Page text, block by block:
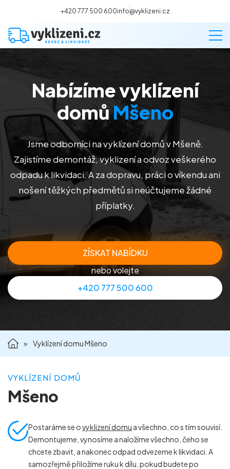
+420 777 500 600info@vyklizeni.cz
Vyklízení
Stěhování
Malování
Deratizace a dezinsekce
Příprava nemovitostí na prodej
Reference
Nabízíme vyklízení
domůMšeno
Jsme odborníci na vyklízení domů v Mšeně.
Zajistíme demontáž, vyklizení a odvoz veškerého
odpadu k likvidaci. A za dopravu, práci o víkendu ani
nošení těžkých předmětů si neúčtujeme žádné
příplatky.
ZÍSKAT NABÍDKU
nebo volejte
+420 777 500 600
» Vyklízení domu Mšeno
VYKLÍZENÍ DOMŮ
Mšeno
Postaráme se ovyklizení domu a všechno, co s tím souvisí.
Demontujeme, vynosíme a naložíme všechno, čeho se
chcete zbavit, a nakonec odpad odvezeme k likvidaci. A
samozřejmě přiložíme ruku k dílu, pokud budete po